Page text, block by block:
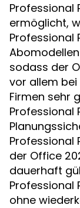
Professional
ermöglicht,
Professional
sodass der
vor allem
Firmen sehr
Professional
Professional
der Office
dauerhaft
Professional
ohne